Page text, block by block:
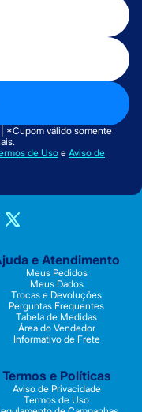
*Cupom válido somente
de Usoe Aviso de
e Atendimento
Meus Pedidos
Meus Dados
Trocas e Devoluções
Perguntas Frequentes
Tabela de Medidas
Área do Vendedor
Informativo de Frete
Termos e Políticas
Aviso de Privacidade
Termos de Uso